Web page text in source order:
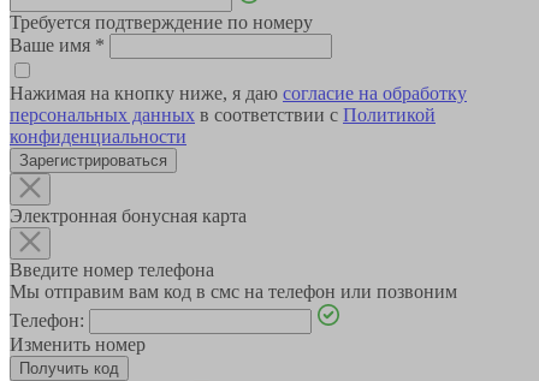
Требуется подтверждение по номеру
Ваше имя *
Нажимая на кнопку ниже, я даю согласие на обработку
персональных данных в соответствии с Политикой
конфиденциальности
Зарегистрироваться
Электронная бонусная карта
Введите номер телефона
Мы отправим вам код в смс на телефон или позвоним
Телефон:
Изменить номер